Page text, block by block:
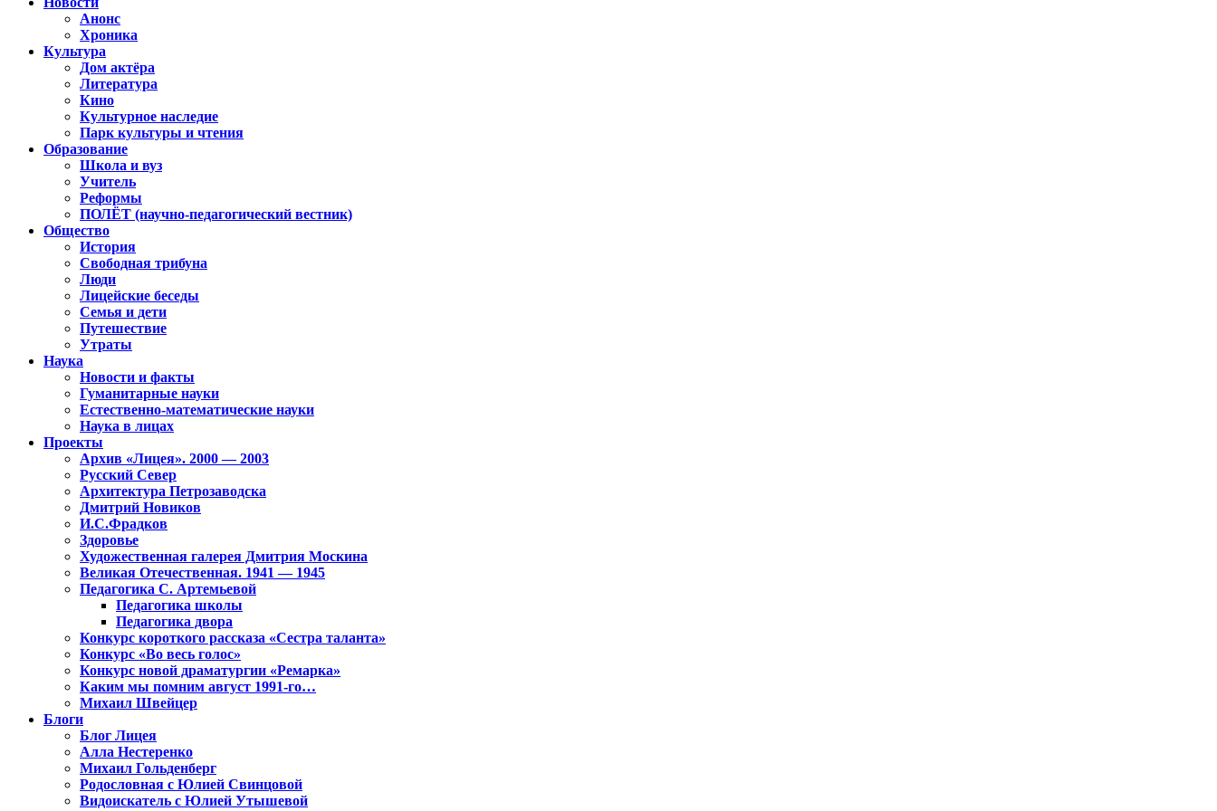
Анонс
Хроника
Культура
Дом актёра
Литература
Кино
Культурное наследие
Парк культуры и чтения
Образование
Школа и вуз
Учитель
Реформы
ПОЛЁТ (научно-педагогический вестник)
Общество
История
Свободная трибуна
Люди
Лицейские беседы
Семья и дети
Путешествие
Утраты
Наука
Новости и факты
Гуманитарные науки
Естественно-математические науки
Наука в лицах
Проекты
Архив «Лицея». 2000 — 2003
Русский Север
Архитектура Петрозаводска
Дмитрий Новиков
И.С.Фрадков
Здоровье
Художественная галерея Дмитрия Москина
Великая Отечественная. 1941 — 1945
Педагогика С. Артемьевой
Педагогика школы
Педагогика двора
Конкурс короткого рассказа «Сестра таланта»
Конкурс «Во весь голос»
Конкурс новой драматургии «Ремарка»
Каким мы помним август 1991-го…
Михаил Швейцер
Блоги
Блог Лицея
Алла Нестеренко
Михаил Гольденберг
Родословная с Юлией Свинцовой
Видоискатель с Юлией Утышевой